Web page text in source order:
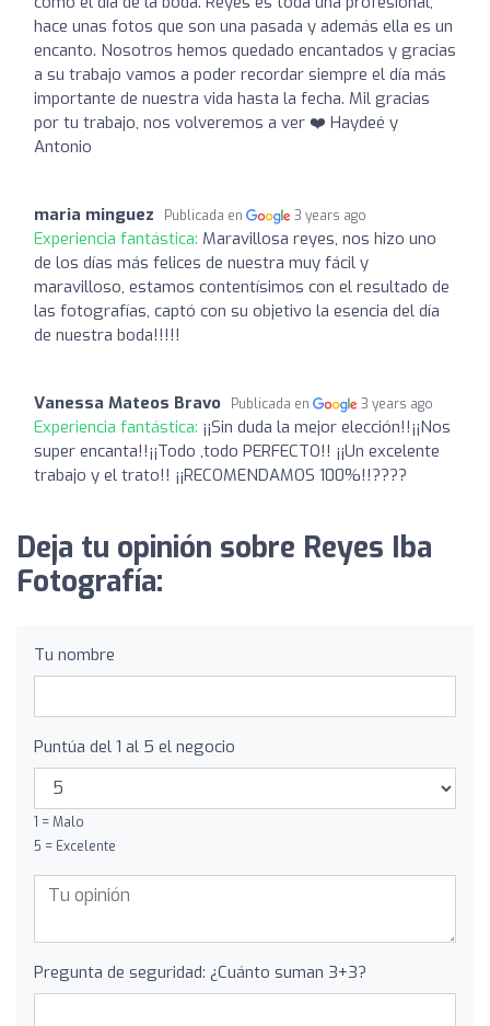
hace unas fotos que son una pasada y además ella es un
encanto. Nosotros hemos quedado encantados y gracias
a su trabajo vamos a poder recordar siempre el día más
importante de nuestra vida hasta la fecha. Mil gracias
por tu trabajo, nos volveremos a ver ❤️ Haydeé y
Antonio
maria minguez Publicada en 3 years ago
Experiencia fantástica: Maravillosa reyes, nos hizo uno
de los días más felices de nuestra muy fácil y
maravilloso, estamos contentísimos con el resultado de
las fotografías, captó con su objetivo la esencia del día
de nuestra boda!!!!!
Vanessa Mateos Bravo Publicada en 3 years ago
Experiencia fantástica: ¡¡Sin duda la mejor elección!!¡¡Nos
super encanta!!¡¡Todo ,todo PERFECTO!! ¡¡Un excelente
trabajo y el trato!! ¡¡RECOMENDAMOS 100%!!????
Deja tu opinión sobre Reyes Iba
Fotografía:
Tu nombre
Puntúa del 1 al 5 el negocio
1 = Malo
5 = Excelente
Pregunta de seguridad: ¿Cuánto suman 3+3?